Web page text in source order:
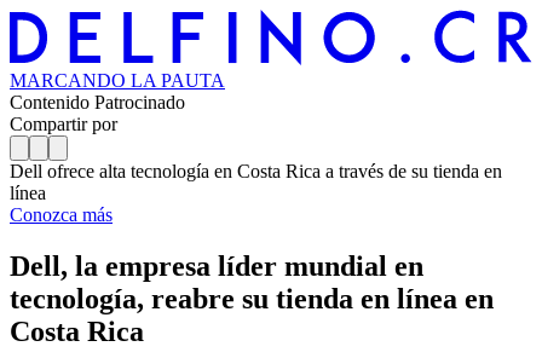
MARCANDO LA PAUTA
Contenido Patrocinado
Compartir por
Dell ofrece alta tecnología en Costa Rica a través de su tienda en
línea
Conozca más
Dell, la empresa líder mundial en
tecnología, reabre su tienda en línea en
Costa Rica